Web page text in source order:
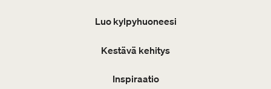
Luo kylpyhuoneesi
Kestävä kehitys
Inspiraatio